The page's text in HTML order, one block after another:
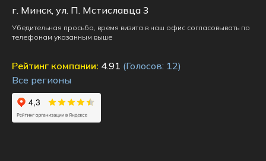
г. Минск, ул. П. Мстиславца 3
Убедительная просьба, время визита в наш офис согласовывать по
телефонам указанным выше
Рейтинг компании: 4.91 (Голосов: 12)
Все регионы